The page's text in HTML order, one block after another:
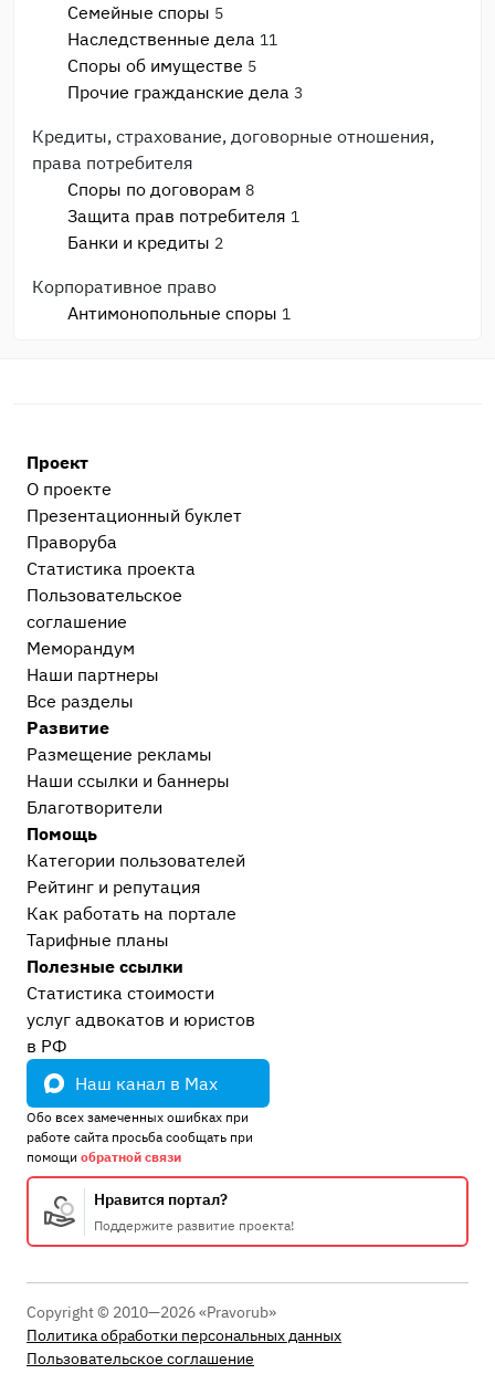
Семейные споры 5
Наследственные дела 11
Споры об имуществе 5
Прочие гражданские дела 3
Кредиты, страхование, договорные отношения,
права потребителя
Споры по договорам 8
Защита прав потребителя 1
Банки и кредиты 2
Корпоративное право
Антимонопольные споры 1
Административные дела
Прочие административные дела
Процессуальные вопросы и документы
Уголовный процесс
Гражданский и арбитражный процесс
После приговора или решения суда
Исполнительное производство
Прочее
Остальные дела, не вошедшие в другие
категории 16
Европейский суд
Проблемы современного судопроизводства
Сообщество Праворуб
Проект
О проекте
Презентационный букл​ет
Праворуба
Статистика проекта
Пользовательское
соглашение
Меморандум
Наши партнеры
Все разделы
Развитие
Размещение рекламы
Наши ссылки и баннеры
Благотворители
Помощь
Категории пользователей
Рейтинг и репутация
Как работать на портале
Тарифные планы
Полезные ссылки
Статистика стоимости
услуг адвокатов и юристов
в РФ
Наш канал в Max
Обо всех замеченных ошибках при
работе сайта просьба сообщать при
помощи обратной связи
Нравится портал?
Поддержите развитие проекта!
Copyright © 2010—2026 «Pravorub»
Политика обработки персональных данных
Пользовательское соглашение